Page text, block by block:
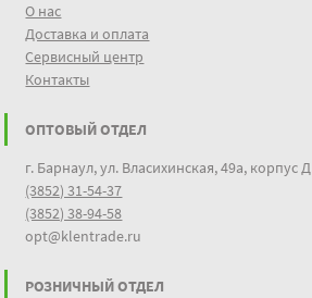
О нас
Доставка и оплата
Сервисный центр
Контакты
ОПТОВЫЙ ОТДЕЛ
г. Барнаул, ул. Власихинская, 49а, корпус Д
(3852) 31-54-37
(3852) 38-94-58
opt@klentrade.ru
РОЗНИЧНЫЙ ОТДЕЛ